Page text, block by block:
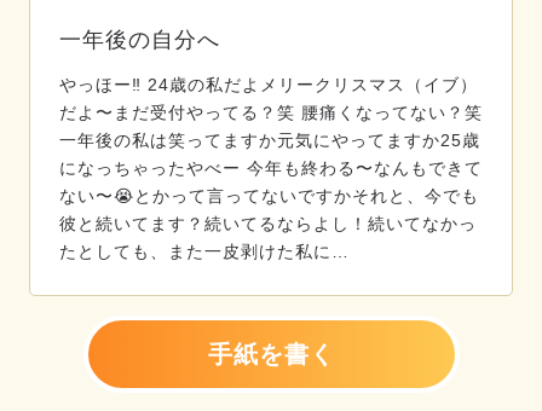
一年後の自分へ
やっほー‼️ 24歳の私だよメリークリスマス（イブ）
だよ〜まだ受付やってる？笑 腰痛くなってない？笑
一年後の私は笑ってますか元気にやってますか25歳
になっちゃったやべー 今年も終わる〜なんもできて
ない〜😭とかって言ってないですかそれと、今でも
彼と続いてます？続いてるならよし！続いてなかっ
たとしても、また一皮剥けた私に…
手紙を書く